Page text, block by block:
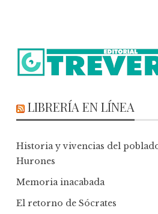
LIBRERÍA EN LÍNEA
Historia y vivencias del
Hurones
Memoria inacabada
El retorno de Sócrates